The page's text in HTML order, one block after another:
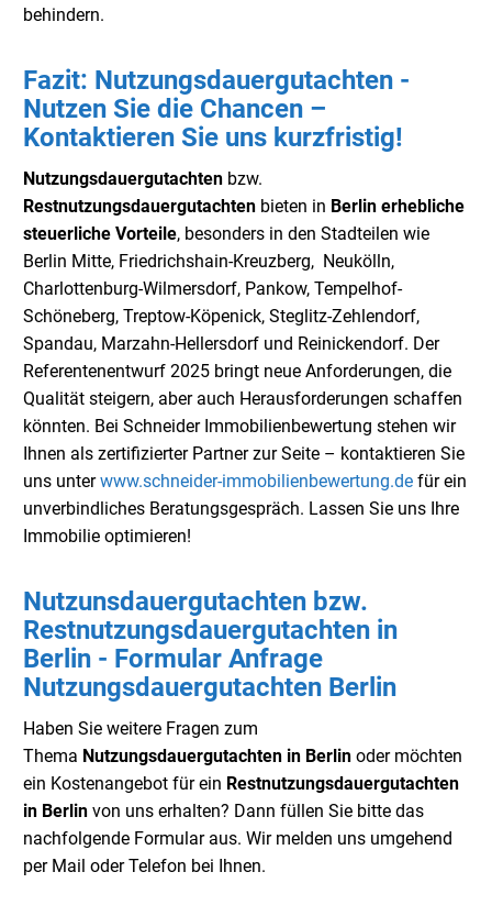
behindern.
Fazit: Nutzungsdauergutachten -
Nutzen Sie die Chancen –
Kontaktieren Sie uns kurzfristig!
Nutzungsdauergutachten bzw.
Restnutzungsdauergutachten bieten in Berlin erhebliche
steuerliche Vorteile, besonders in den Stadteilen wie
Berlin Mitte, Friedrichshain-Kreuzberg, Neukölln,
Charlottenburg-Wilmersdorf, Pankow, Tempelhof-
Schöneberg, Treptow-Köpenick, Steglitz-Zehlendorf,
Spandau, Marzahn-Hellersdorf und Reinickendorf. Der
Referentenentwurf 2025 bringt neue Anforderungen, die
Qualität steigern, aber auch Herausforderungen schaffen
könnten. Bei Schneider Immobilienbewertung stehen wir
Ihnen als zertifizierter Partner zur Seite – kontaktieren Sie
uns unterwww.schneider-immobilienbewertung.de für ein
unverbindliches Beratungsgespräch. Lassen Sie uns Ihre
Immobilie optimieren!
Nutzunsdauergutachten bzw.
Restnutzungsdauergutachten in
Berlin - Formular Anfrage
Nutzungsdauergutachten Berlin
Haben Sie weitere Fragen zum
Thema Nutzungsdauergutachten in Berlin oder möchten
ein Kostenangebot für ein Restnutzungsdauergutachten
in Berlin von uns erhalten? Dann füllen Sie bitte das
nachfolgende Formular aus. Wir melden uns umgehend
per Mail oder Telefon bei Ihnen.